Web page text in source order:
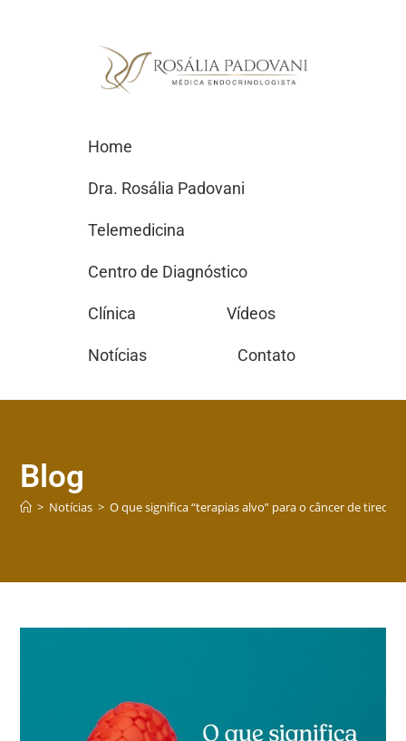
Home
Dra. Rosália Padovani
Telemedicina
Centro de Diagnóstico
Clínica Vídeos
Notícias Contato
Blog
> Notícias > O que significa “terapias alvo” para o câncer de